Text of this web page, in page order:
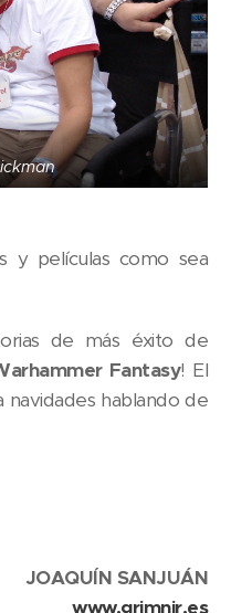
y películas como sea
de más éxito de
Fantasy! El
navidades hablando de
JOAQUÍN SANJUÁN
www.grimnir.es